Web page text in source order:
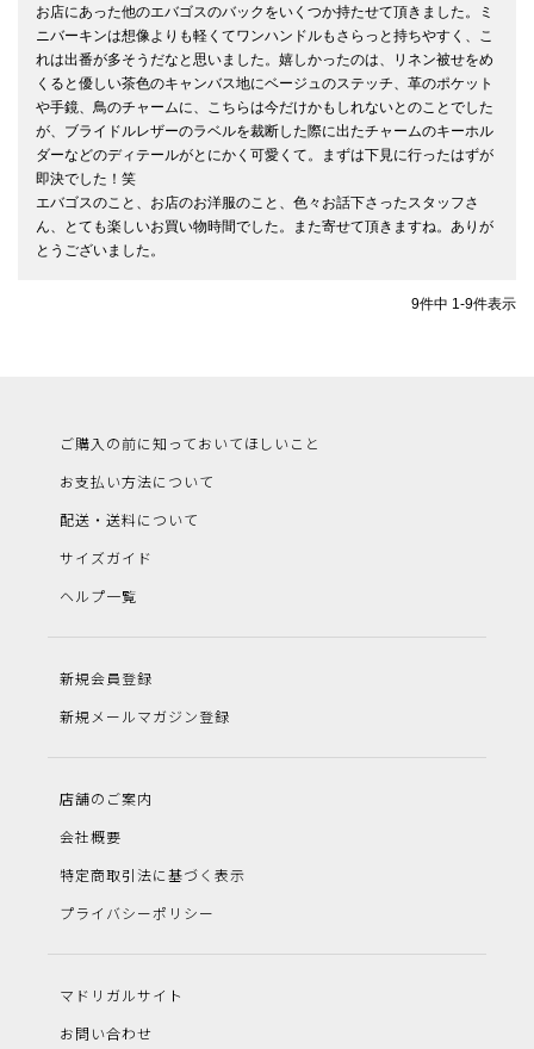
お店にあった他のエバゴスのバックをいくつか持たせて頂きました。ミ
ニバーキンは想像よりも軽くてワンハンドルもさらっと持ちやすく、こ
れは出番が多そうだなと思いました。嬉しかったのは、リネン被せをめ
くると優しい茶色のキャンバス地にベージュのステッチ、革のポケット
や手鏡、鳥のチャームに、こちらは今だけかもしれないとのことでした
が、ブライドルレザーのラベルを裁断した際に出たチャームのキーホル
ダーなどのディテールがとにかく可愛くて。まずは下見に行ったはずが
即決でした！笑
エバゴスのこと、お店のお洋服のこと、色々お話下さったスタッフさ
ん、とても楽しいお買い物時間でした。また寄せて頂きますね。ありが
とうございました。
9件中 1-9件表示
ご購入の前に知っておいてほしいこと
お支払い方法について
配送・送料について
サイズガイド
ヘルプ一覧
新規会員登録
新規メールマガジン登録
店舗のご案内
会社概要
特定商取引法に基づく表示
プライバシーポリシー
マドリガルサイト
お問い合わせ